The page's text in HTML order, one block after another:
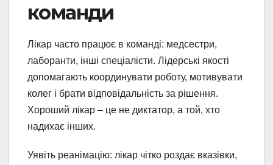
команди
Лікар часто працює в команді: медсестри,
лаборанти, інші спеціалісти. Лідерські якості
допомагають координувати роботу, мотивувати
колег і брати відповідальність за рішення.
Хороший лікар – це не диктатор, а той, хто
надихає інших.
Уявіть реанімацію: лікар чітко роздає вказівки,